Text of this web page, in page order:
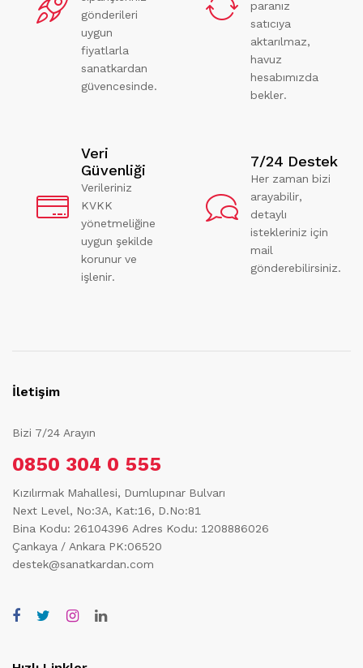
gönderileri
uygun
fiyatlarla
sanatkardan
güvencesinde.
paranız
satıcıya
aktarılmaz,
havuz
hesabımızda
bekler.
Veri
Güvenliği
Verileriniz
KVKK
yönetmeliğine
uygun şekilde
korunur ve
işlenir.
7/24 Destek
Her zaman bizi
arayabilir,
detaylı
istekleriniz için
mail
gönderebilirsiniz.
İletişim
Bizi 7/24 Arayın
0850 304 0 555
Kızılırmak Mahallesi, Dumlupınar Bulvarı
Next Level, No:3A, Kat:16, D.No:81
Bina Kodu: 26104396 Adres Kodu: 1208886026
Çankaya / Ankara PK:06520
destek@sanatkardan.com